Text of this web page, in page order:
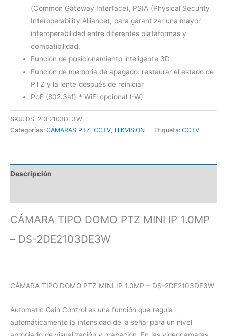
(Common Gateway Interface), PSIA (Physical Security
Interoperability Alliance), para garantizar una mayor
interoperabilidad entre diferentes plataformas y
compatibilidad.
Función de posicionamiento inteligente 3D
Función de memoria de apagado: restaurar el estado de
PTZ y la lente después de reiniciar
PoE (802.3af) * WiFi opcional (-W)
SKU: DS-2DE2103DE3W
Categorías: CÁMARAS PTZ, CCTV, HIKVISION Etiqueta: CCTV
Descripción
CÁMARA TIPO DOMO PTZ MINI IP 1.0MP
– DS-2DE2103DE3W
CÁMARA TIPO DOMO PTZ MINI IP 1.0MP – DS-2DE2103DE3W
Automatic Gain Control es una función que regula
automáticamente la intensidad de la señal para un nivel